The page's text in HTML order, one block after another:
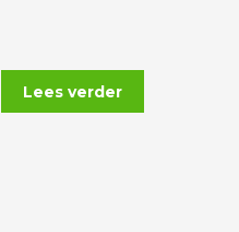
Lees verder